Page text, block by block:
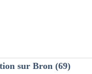
sur Bron (69)